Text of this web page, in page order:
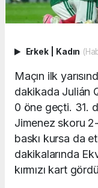
Erkek Kadın
Maçın ilk
dakikada Julián
0 öne geçti. 31.
Jimenez skoru
baskı kursa da
dakikalarında
kırmızı kart